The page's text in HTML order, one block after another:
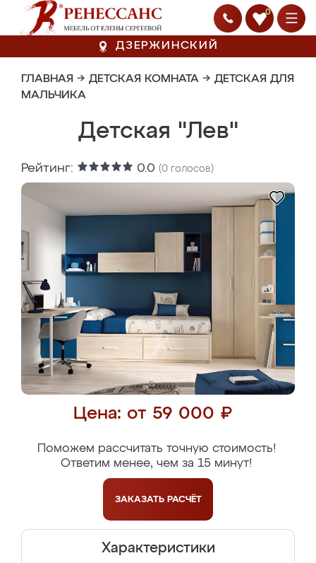
0
ДЗЕРЖИНСКИЙ
ГЛАВНАЯ → ДЕТСКАЯ КОМНАТА → ДЕТСКАЯ ДЛЯ
МАЛЬЧИКА
Детская "Лев"
Рейтинг: 0.0 (0 голосов)
Цена: от 59 000 ₽
Поможем рассчитать точную стоимость!
Ответим менее, чем за 15 минут!
ЗАКАЗАТЬ РАСЧЁТ
Характеристики